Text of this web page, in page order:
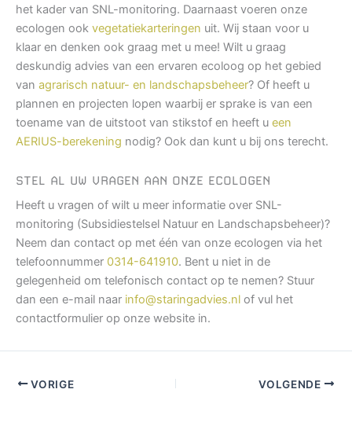
het kader van SNL-monitoring. Daarnaast voeren onze
ecologen ook vegetatiekarteringen uit. Wij staan voor u
klaar en denken ook graag met u mee! Wilt u graag
deskundig advies van een ervaren ecoloog op het gebied
van agrarisch natuur- en landschapsbeheer? Of heeft u
plannen en projecten lopen waarbij er sprake is van een
toename van de uitstoot van stikstof en heeft u een
AERIUS-berekening nodig? Ook dan kunt u bij ons terecht.
STEL AL UW VRAGEN AAN ONZE ECOLOGEN
Heeft u vragen of wilt u meer informatie over SNL-
monitoring (Subsidiestelsel Natuur en Landschapsbeheer)?
Neem dan contact op met één van onze ecologen via het
telefoonnummer 0314-641910. Bent u niet in de
gelegenheid om telefonisch contact op te nemen? Stuur
dan een e-mail naar info@staringadvies.nl of vul het
contactformulier op onze website in.
VORIGE VOLGENDE